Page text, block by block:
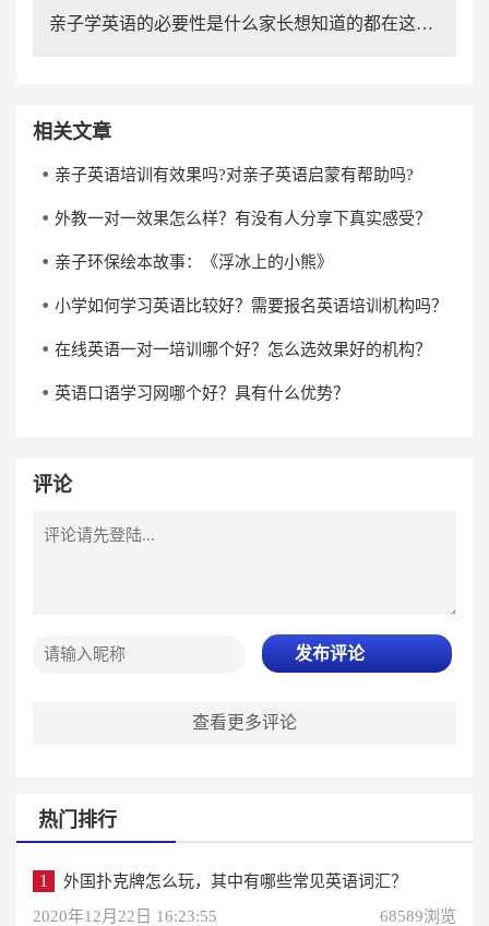
亲子学英语的必要性是什么家长想知道的都在这里！
相关文章
亲子英语培训有效果吗?对亲子英语启蒙有帮助吗?
外教一对一效果怎么样？有没有人分享下真实感受？
亲子环保绘本故事：《浮冰上的小熊》
小学如何学习英语比较好？需要报名英语培训机构吗？
在线英语一对一培训哪个好？怎么选效果好的机构？
英语口语学习网哪个好？具有什么优势？
评论
发布评论
查看更多评论
热门排行
1
外国扑克牌怎么玩，其中有哪些常见英语词汇？
2020年12月22日 16:23:55
68589浏览